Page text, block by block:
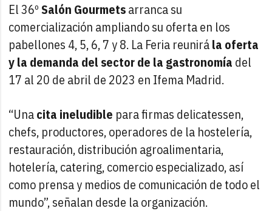
El 36ºSalón Gourmetsarranca su
comercialización ampliando su oferta en los
pabellones 4, 5, 6, 7 y 8. La Feria reunirála oferta
y la demanda del sector de la gastronomía del
17 al 20 de abril de 2023 en Ifema Madrid.
“Unacita ineludible para firmas delicatessen,
chefs, productores, operadores de la hostelería,
restauración, distribución agroalimentaria,
hotelería, catering, comercio especializado, así
como prensa y medios de comunicación de todo el
mundo”, señalan desde la organización.